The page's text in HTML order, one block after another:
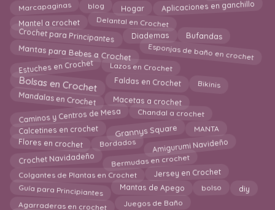
Marcapaginas blog Hogar Aplicaciones en ganchillo
Mantel a crochet Delantal en Crochet
Crochet para Principantes Diademas Bufandas
Mantas para Bebes a Crochet Esponjas de baño en crochet
Estuches en Crochet Lazos en Crochet
Bolsas en Crochet Faldas en Crochet Bikinis
Mandalas en Crochet Macetas a crochet
Caminos y Centros de Mesa Chandal a crochet
Calcetines en crochet Grannys Square MANTA
Flores en crochet Bordados Amigurumi Navideño
Crochet Navidadeño Bermudas en crochet
Colgantes de Plantas en Crochet Jersey en Crochet
Guía para Principiantes Mantas de Apego bolso diy
Agarraderas en crochet Juegos de Baño